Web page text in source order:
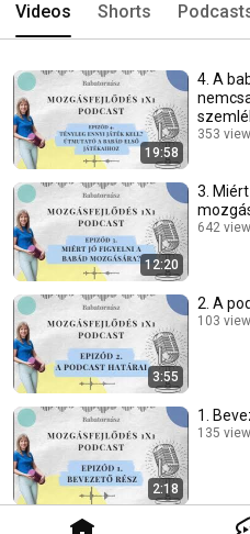
Videos Shorts
19:58
4. A
353
12:20
3.
642
3:55
2. A
103
2:18
1.
135